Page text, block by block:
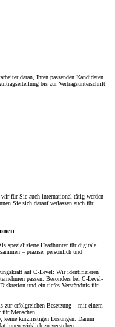
daran, Ihren passenden Kandidaten
bis zur Vertragsunterschrift
für Sie auch international tätig werden
Sie sich darauf verlassen auch für
spezialisierte Headhunter für digitale
– präzise, persönlich und
auf C-Level: Wir identifizieren
passen. Besonders bei C-Level-
und ein tiefes Verständnis für
zur erfolgreichen Besetzung – mit einem
für Menschen.
keine kurzfristigen Lösungen. Darum
wirklich zu verstehen.